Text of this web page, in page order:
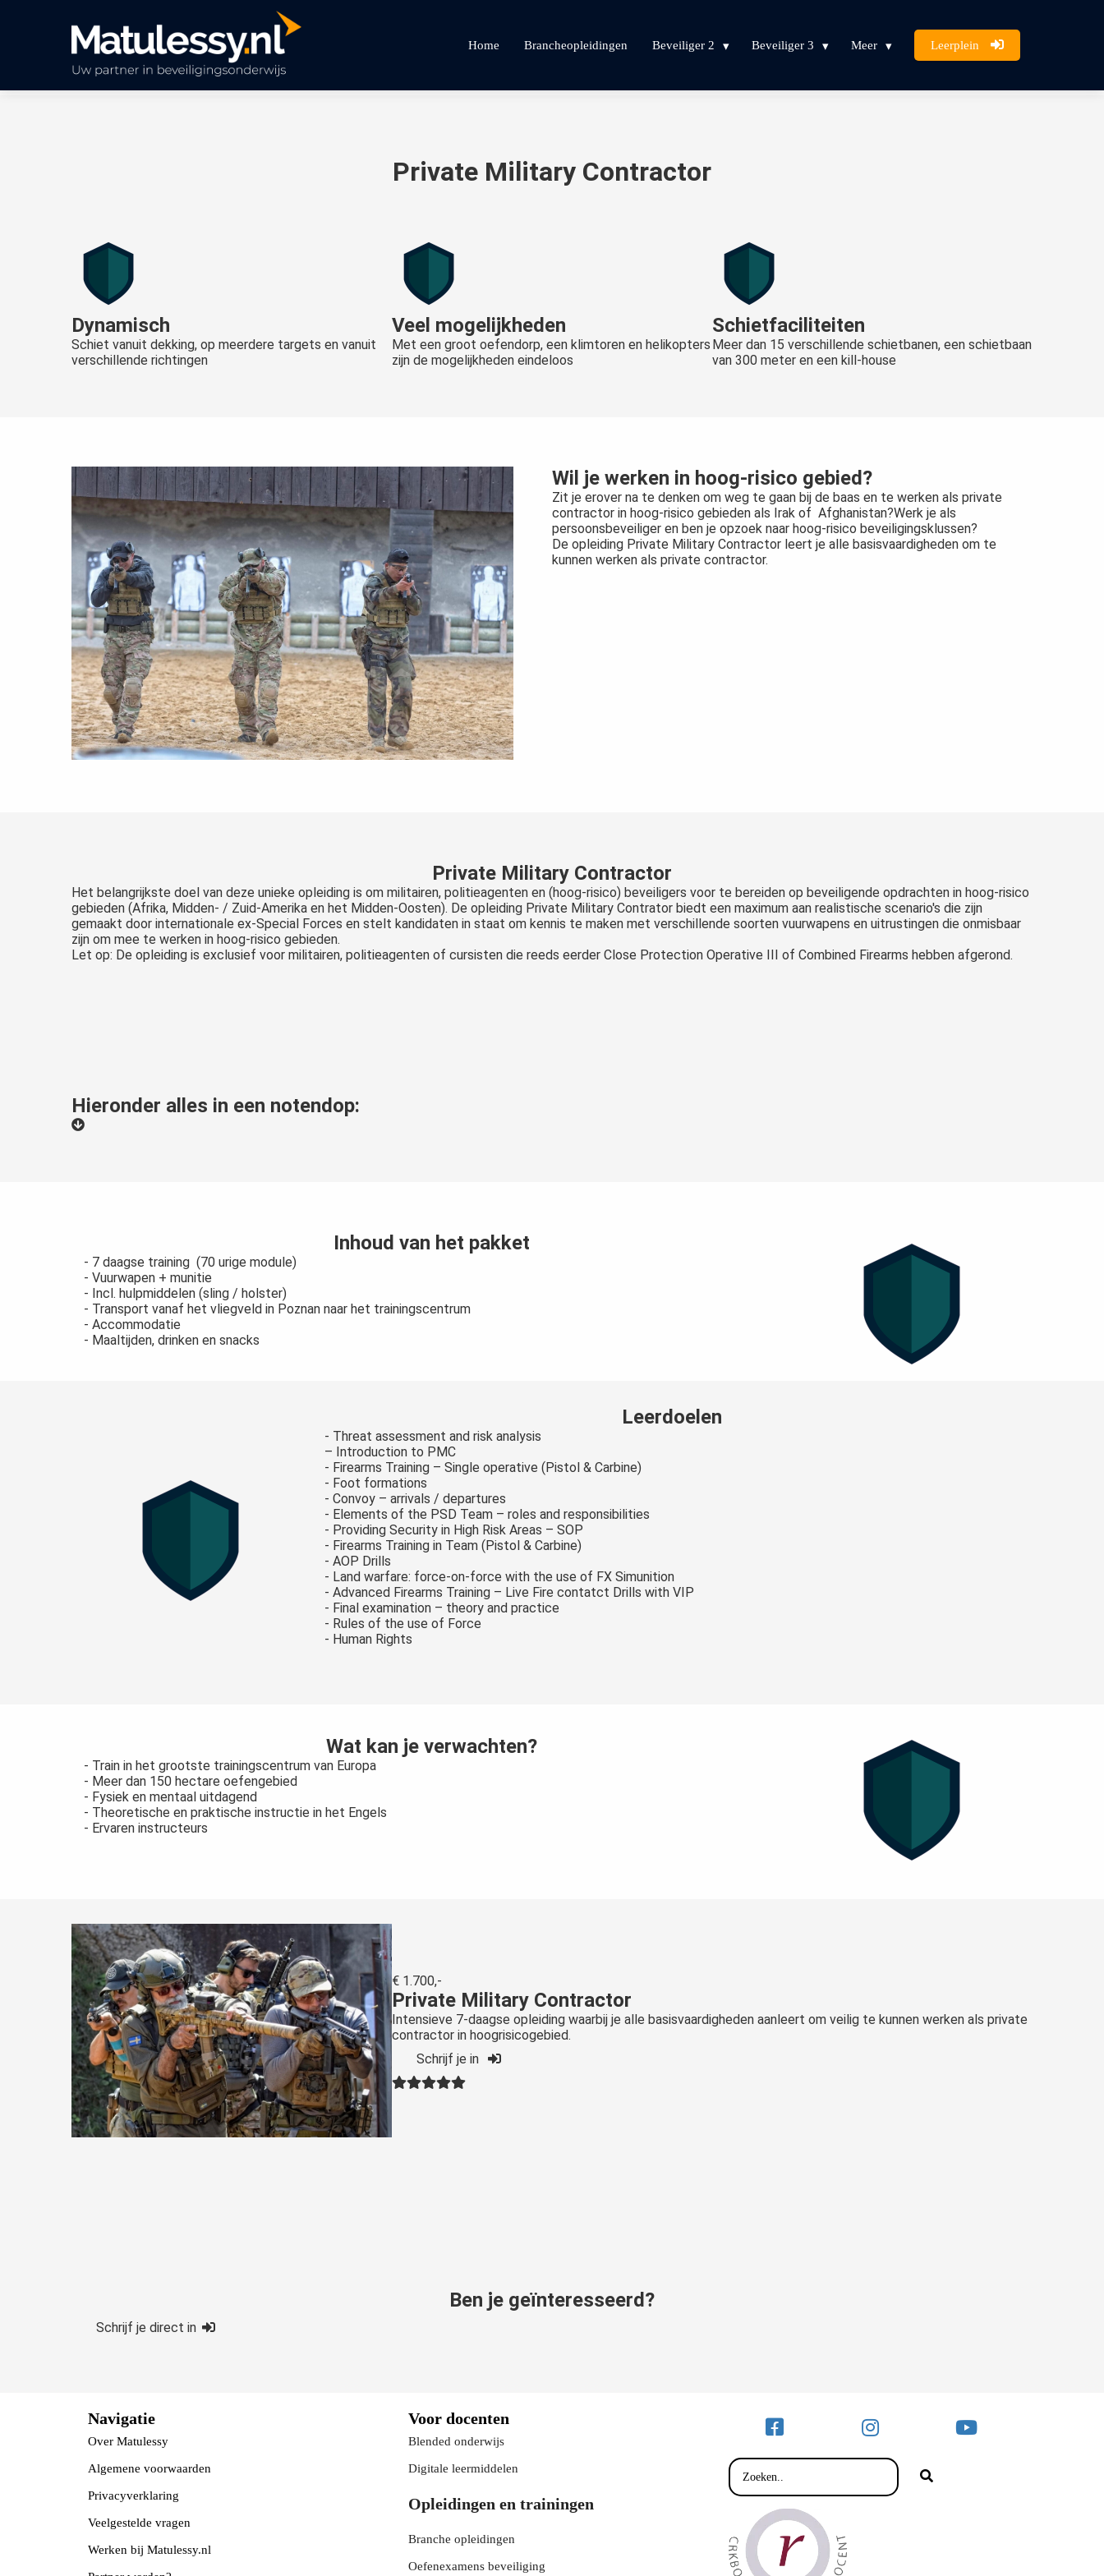
Home Brancheopleidingen Beveiliger 2 Beveiliger 3 Meer Leerplein
Private Military Contractor
Dynamisch
Schiet vanuit dekking, op meerdere targets en vanuit
verschillende richtingen
Veel mogelijkheden
Met een groot oefendorp, een klimtoren en helikopters
zijn de mogelijkheden eindeloos
Schietfaciliteiten
Meer dan 15 verschillende schietbanen, een schietbaan
van 300 meter en een kill-house
Wil je werken in hoog-risico gebied?
Zit je erover na te denken om weg te gaan bij de baas en te werken als private
contractor in hoog-risico gebieden als Irak of Afghanistan?Werk je als
persoonsbeveiliger en ben je opzoek naar hoog-risico beveiligingsklussen?
De opleiding Private Military Contractor leert je alle basisvaardigheden om te
kunnen werken als private contractor.
Private Military Contractor
Het belangrijkste doel van deze unieke opleiding is om militairen, politieagenten en (hoog-risico) beveiligers voor te bereiden op beveiligende opdrachten in hoog-risico
gebieden (Afrika, Midden- / Zuid-Amerika en het Midden-Oosten). De opleiding Private Military Contrator biedt een maximum aan realistische scenario's die zijn
gemaakt door internationale ex-Special Forces en stelt kandidaten in staat om kennis te maken met verschillende soorten vuurwapens en uitrustingen die onmisbaar
zijn om mee te werken in hoog-risico gebieden.
Let op: De opleiding is exclusief voor militairen, politieagenten of cursisten die reeds eerder Close Protection Operative III of Combined Firearms hebben afgerond.
Hieronder alles in een notendop:
Inhoud van het pakket
- 7 daagse training (70 urige module)
- Vuurwapen + munitie
- Incl. hulpmiddelen (sling / holster)
- Transport vanaf het vliegveld in Poznan naar het trainingscentrum
- Accommodatie
- Maaltijden, drinken en snacks
Leerdoelen
- Threat assessment and risk analysis
– Introduction to PMC
- Firearms Training – Single operative (Pistol & Carbine)
- Foot formations
- Convoy – arrivals / departures
- Elements of the PSD Team – roles and responsibilities
- Providing Security in High Risk Areas – SOP
- Firearms Training in Team (Pistol & Carbine)
- AOP Drills
- Land warfare: force-on-force with the use of FX Simunition
- Advanced Firearms Training – Live Fire contatct Drills with VIP
- Final examination – theory and practice
- Rules of the use of Force
- Human Rights
Wat kan je verwachten?
- Train in het grootste trainingscentrum van Europa
- Meer dan 150 hectare oefengebied
- Fysiek en mentaal uitdagend
- Theoretische en praktische instructie in het Engels
- Ervaren instructeurs
€ 1.700,-
Private Military Contractor
Intensieve 7-daagse opleiding waarbij je alle basisvaardigheden aanleert om veilig te kunnen werken als private
contractor in hoogrisicogebied.
Schrijf je in
Ben je geïnteresseerd?
Schrijf je direct in
Navigatie
Over Matulessy
Algemene voorwaarden
Privacyverklaring
Veelgestelde vragen
Werken bij Matulessy.nl
Voor docenten
Blended onderwijs
Digitale leermiddelen
Opleidingen en trainingen
Branche opleidingen
Oefenexamens beveiliging